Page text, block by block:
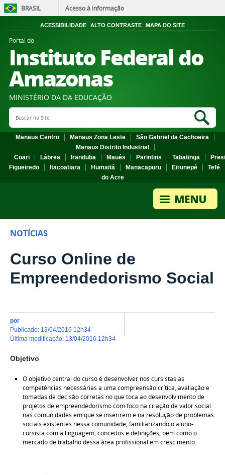
BRASIL Acesso à informação
ACESSIBILIDADE ALTO CONTRASTE MAPA DO SITE
Portal do
Instituto Federal do
Amazonas
MINISTÉRIO DA DA EDUCAÇÃO
Search Site
Manaus Centro Manaus Zona Leste
São Gabriel da Cachoeira
Manaus Distrito Industrial
Coari
Lábrea Iranduba Maués Parintins Tabatinga
Figueiredo
Itacoatiara Humaitá Manacapuru Eirunepé
Tefé
do Acre
NOTÍCIAS
Curso Online de
Empreendedorismo Social
por
publicado: 13/04/2016 12h34
última modificação: 13/04/2016 12h34
Objetivo
O objetivo central do curso é desenvolver nos cursistas as
competências necessárias a uma compreensão crítica, avaliação e
tomadas de decisão corretas no que toca ao desenvolvimento de
projetos de empreendedorismo com foco na criação de valor social
nas comunidades em que se inserirem e na resolução de problemas
sociais existentes nessa comunidade, familiarizando o aluno-
cursista com a linguagem, conceitos e definições, bem como o
mercado de trabalho dessa área profissional em crescimento.